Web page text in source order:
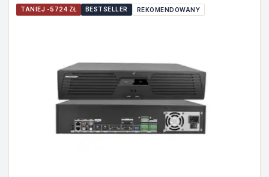
TANIEJ -5724 ZŁ BESTSELLER REKOMENDOWANY